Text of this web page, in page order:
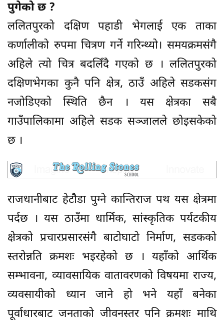
पुगेको छ ?
ललितपुरको दक्षिण पहाडी भेगलाई एक ताका
कर्णालीको रुपमा चित्रण गर्ने गरिन्थ्यो। समयक्रमसंगै
अहिले त्यो चित्र बदलिँदै गएको छ । ललितपुरको
दक्षिणभेगका कुनै पनि क्षेत्र, ठाउँ अहिले सडकसंग
नजोडिएको स्थिति छैन । यस क्षेत्रका सबै
गाउँपालिकामा अहिले सडक सञ्जालले छोइसकेको
छ ।
राजधानीबाट हेटौैडा पुग्ने कान्तिराज पथ यस क्षेत्रमा
पर्दछ । यस ठाउँमा धार्मिक, सांस्कृतिक पर्यटकीय
क्षेत्रको प्रचारप्रसारसंगै बाटोघाटो निर्माण, सडकको
स्तरोन्नति क्रमशः भइरहेको छ । यहाँको आर्थिक
सम्भावना, व्यावसायिक वातावरणको विषयमा राज्य,
व्यवसायीको ध्यान जाने हो भने यहाँ बनेका
पूर्वाधारबाट जनताको जीवनस्तर पनि क्रमशः माथि